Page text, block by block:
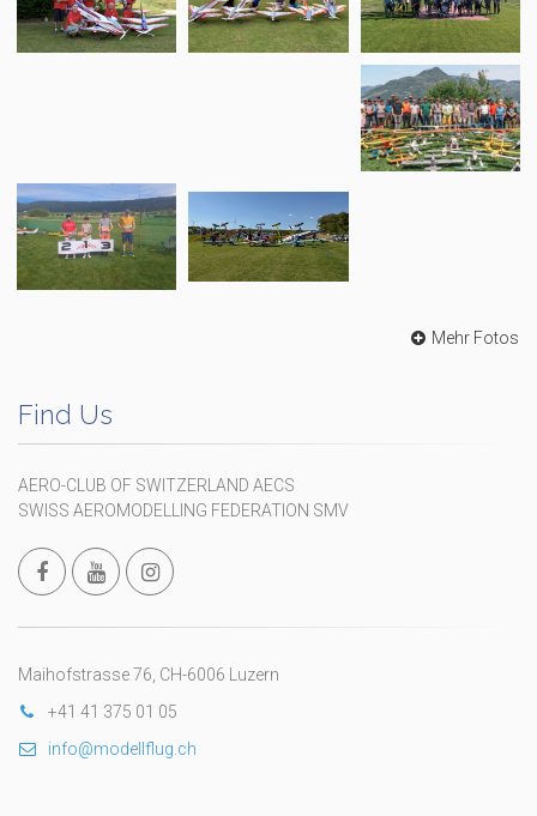
Mehr Fotos
Find Us
AERO-CLUB OF SWITZERLAND AECS
SWISS AEROMODELLING FEDERATION SMV
Maihofstrasse 76, CH-6006 Luzern
+41 41 375 01 05
info@modellflug.ch